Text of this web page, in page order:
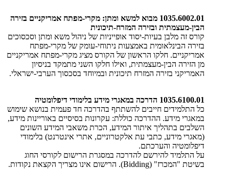
1035.6002.01 מבוא למשא ומתן: מקרי-מפתח אמריקניים בזירה
הבין-מעצמתית ובזירה המזרח-תיכונית
קורס זה מלבן בעיות-יסוד אופייניות של ניהול משא ומתן וסכסוכים
בזירה הבינלאומית באמצעות ניתוחי-עומק של מקרי-מפתח
אמריקניים. חלקו הראשון של הקורס מציג מקרי-מפתח אמריקניים
מן הזירה הבין-מעצמתית, ואילו חלקו השני מתמקד בניסיון
האמריקני בזירה המזרח תיכונית ובמיוחד בסכסוך הערבי-ישראלי.
1035.6100.01 הדרכה במאגרי מידע בלימודי דיפלומטיה
כל התלמידים חייבים להשתתף בהדרכה חד פעמית בנושא שימוש
במאגרי מידע. ההדרכה כוללת: עקרונות בסיסיים באוריינות מידע,
השלבים בתהליך איתור המידע, הכרת משאבי המידע השונים
(מאגרי מידע, כתבי עת אלקטרוניים, אתרי אינטרנט) בלימודי
דיפלומטיה והערכתם.
על התלמיד להירשם להדרכה במסגרת הרישום לקורסי החוג
בשיטת "המכרז" (Bidding). הרישום אינו מצריך הקצאת נקודות.